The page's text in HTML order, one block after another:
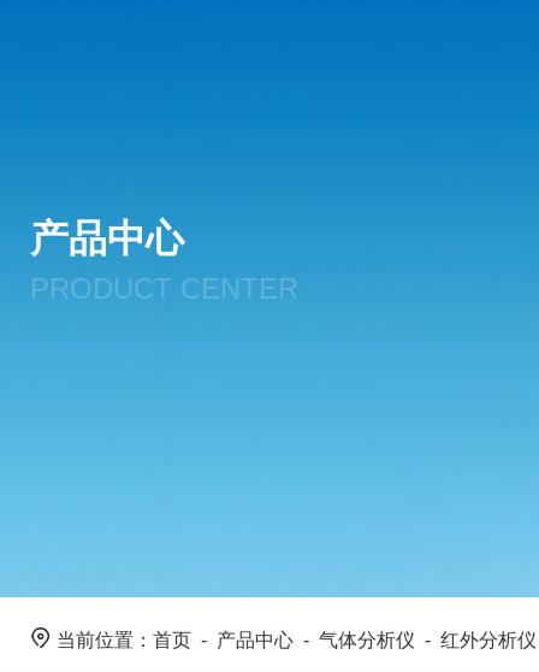
产品中心
PRODUCT CENTER
当前位置： 首页 - 产品中心 - 气体分析仪 - 红外分析仪